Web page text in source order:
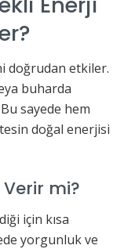
doğrudan etkiler.
buharda
sayede hem
doğal enerjisi
Verir mi?
için kısa
yorgunluk ve